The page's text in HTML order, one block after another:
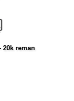
20k reman